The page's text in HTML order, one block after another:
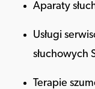
Aparaty
Usługi
słuchowych
Terapie